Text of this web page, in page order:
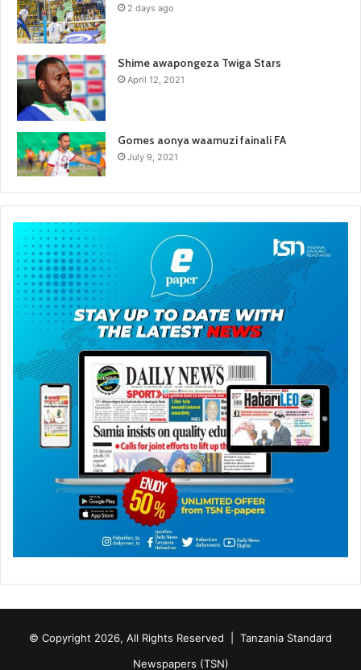
2 days ago
Shime awapongeza Twiga Stars
April 12, 2021
Gomes aonya waamuzi fainali FA
July 9, 2021
© Copyright 2026, All Rights Reserved | Tanzania Standard
Newspapers (TSN)